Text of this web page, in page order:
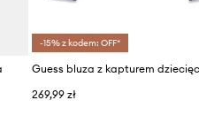
-15% z kodem: OFF*
269,99 zł